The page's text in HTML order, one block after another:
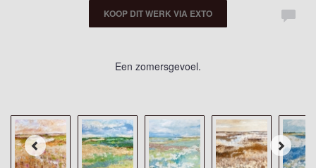
KOOP DIT WERK VIA EXTO
Een zomersgevoel.